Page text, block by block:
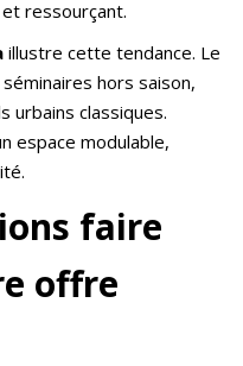
ressourçant.
illustre cette tendance. Le
hors saison,
urbains classiques.
espace modulable,
faire
offre